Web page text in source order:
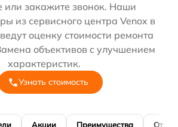
или закажите звонок. Наши
из сервисного центра Venox в
оценку стоимости ремонта
объективов с улучшением
характеристик.
Узнать стоимость
Акции Преимущества